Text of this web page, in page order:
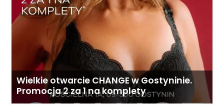
Wielkie otwarcie CHANGE w Gostyninie.
Promocja 2 za 1 na komplety